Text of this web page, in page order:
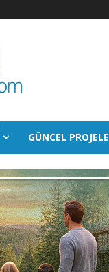
GÜNCEL